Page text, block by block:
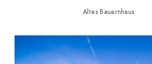
Altes Bauernhaus